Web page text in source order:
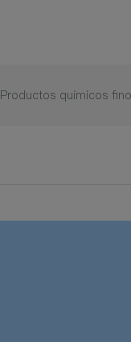
Productos químicos